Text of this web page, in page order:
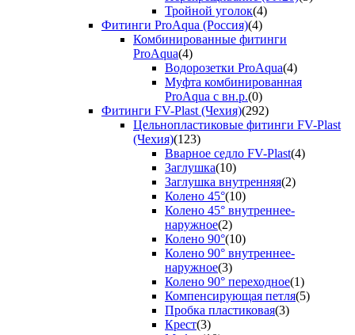
Тройной уголок(4)
Фитинги ProAqua (Россия)(4)
Комбинированные фитинги
ProAqua(4)
Водорозетки ProAqua(4)
Муфта комбинированная
ProAqua с вн.р.(0)
Фитинги FV-Plast (Чехия)(292)
Цельнопластиковые фитинги FV-Plast
(Чехия)(123)
Вварное седло FV-Plast(4)
Заглушка(10)
Заглушка внутренняя(2)
Колено 45°(10)
Колено 45° внутреннее-
наружное(2)
Колено 90°(10)
Колено 90° внутреннее-
наружное(3)
Колено 90° переходное(1)
Компенсирующая петля(5)
Пробка пластиковая(3)
Крест(3)